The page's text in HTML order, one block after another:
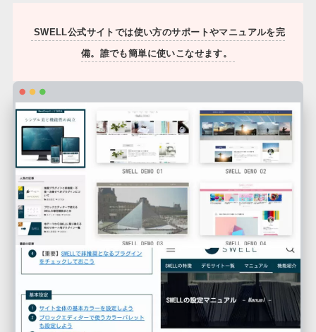
SWELL公式サイトでは使い方のサポートやマニュアルを完
備。誰でも簡単に使いこなせます。